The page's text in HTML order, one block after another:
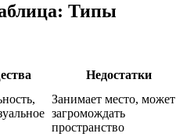
Типы
Недостатки
Занимает место, может
загромождать
пространство